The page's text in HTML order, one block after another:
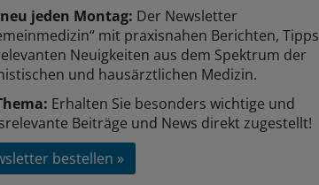
jeden Montag: Der Newsletter
mit praxisnahen Berichten, Tipps
Neuigkeiten aus dem Spektrum der
und hausärztlichen Medizin.
Erhalten Sie besonders wichtige und
Beiträge und News direkt zugestellt!
bestellen »